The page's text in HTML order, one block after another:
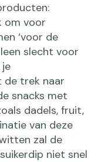
om voor
‘voor de
slecht voor
de trek naar
snacks met
dadels, fruit,
van deze
zal de
niet snel